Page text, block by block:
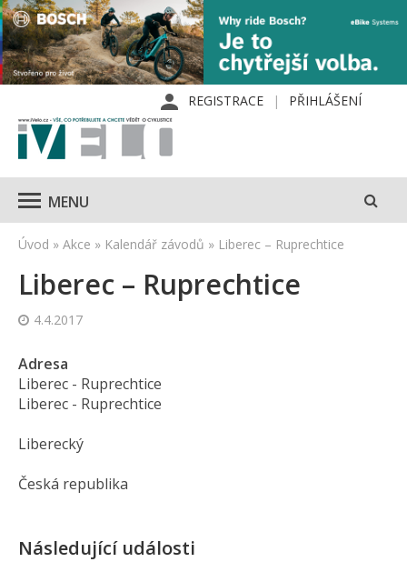
REGISTRACE PŘIHLÁŠENÍ
MENU
Úvod » Akce » Kalendář závodů » Liberec – Ruprechtice
Liberec – Ruprechtice
4.4.2017
Adresa
Liberec - Ruprechtice
Liberec - Ruprechtice
Liberecký
Česká republika
Následující události